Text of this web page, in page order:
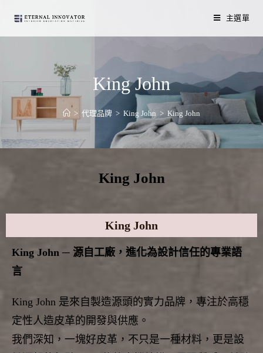
主選單
King John
> 代理品牌 > King John > King John
King John
King John
King John ─ 源自工廠，進化為設計信任的專業語
言
King John 是來自製造源頭的實力品牌， 專注於高穩
定性人造皮革的開發與供應。
我們深知，一塊好皮革，不只是一種材料，更是設